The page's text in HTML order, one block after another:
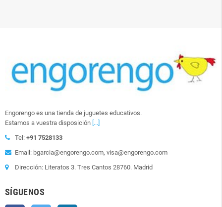
Engorengo es una tienda de juguetes educativos.
Estamos a vuestra disposición [...]
Tel: +91 7528133
Email: bgarcia@engorengo.com, visa@engorengo.com
Dirección: Literatos 3. Tres Cantos 28760. Madrid
SÍGUENOS